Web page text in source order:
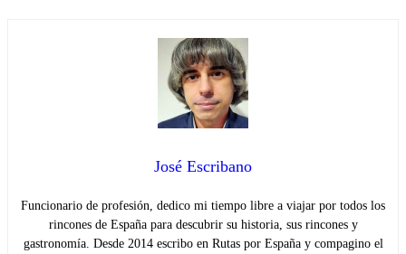
José Escribano
Funcionario de profesión, dedico mi tiempo libre a viajar por todos los
rincones de España para descubrir su historia, sus rincones y
gastronomía. Desde 2014 escribo en Rutas por España y compagino el